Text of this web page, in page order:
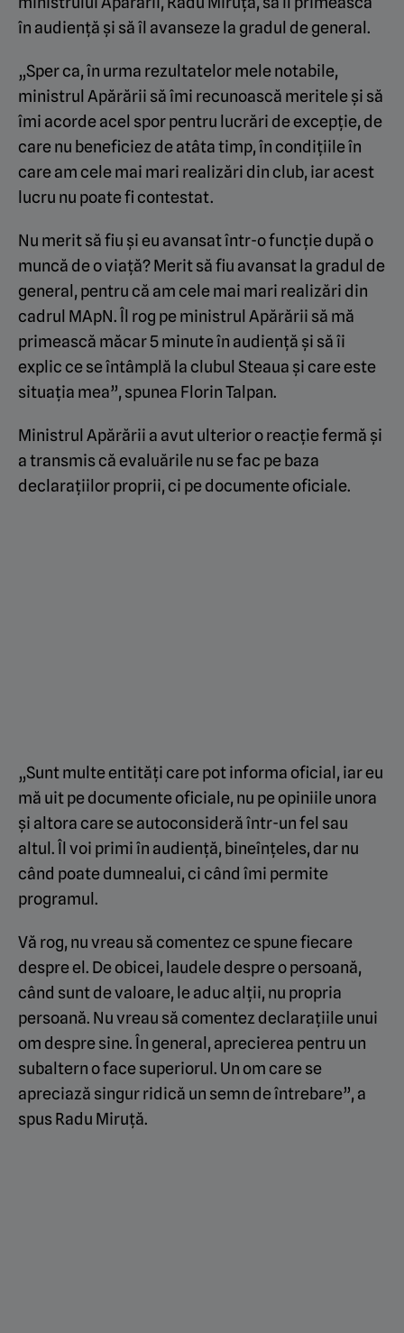
în audiență și să îl avanseze la gradul de general.
„Sper ca, în urma rezultatelor mele notabile,
ministrul Apărării să îmi recunoască meritele și să
îmi acorde acel spor pentru lucrări de excepție, de
care nu beneficiez de atâta timp, în condițiile în
care am cele mai mari realizări din club, iar acest
lucru nu poate fi contestat.
Nu merit să fiu și eu avansat într-o funcție după o
muncă de o viață? Merit să fiu avansat la gradul de
general, pentru că am cele mai mari realizări din
cadrul MApN. Îl rog pe ministrul Apărării să mă
primească măcar 5 minute în audiență și să îi
explic ce se întâmplă la clubul Steaua și care este
situația mea”, spunea Florin Talpan.
Ministrul Apărării a avut ulterior o reacție fermă și
a transmis că evaluările nu se fac pe baza
declarațiilor proprii, ci pe documente oficiale.
„Sunt multe entități care pot informa oficial, iar eu
mă uit pe documente oficiale, nu pe opiniile unora
și altora care se autoconsideră într-un fel sau
altul. Îl voi primi în audiență, bineînțeles, dar nu
când poate dumnealui, ci când îmi permite
programul.
Vă rog, nu vreau să comentez ce spune fiecare
despre el. De obicei, laudele despre o persoană,
când sunt de valoare, le aduc alții, nu propria
persoană. Nu vreau să comentez declarațiile unui
om despre sine. În general, aprecierea pentru un
subaltern o face superiorul. Un om care se
apreciază singur ridică un semn de întrebare”, a
spus Radu Miruță.